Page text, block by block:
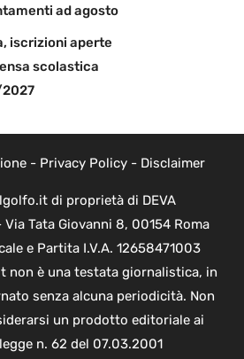
ad agosto
iscrizioni aperte
scolastica
- Privacy Policy- Disclaimer
di proprietà di DEVA
Via Tata Giovanni 8, 00154 Roma
e Partita I.V.A. 12658471003
non è una testata giornalistica, in
senza alcuna periodicità. Non
un prodotto editoriale ai
n. 62 del 07.03.2001